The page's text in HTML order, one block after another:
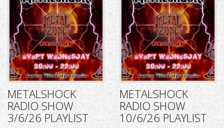
METALSHOCK
RADIO SHOW
3/6/26 PLAYLIST
METALSHOCK
RADIO SHOW
10/6/26 PLAYLIST